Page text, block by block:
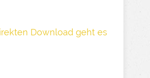
n Download geh t es